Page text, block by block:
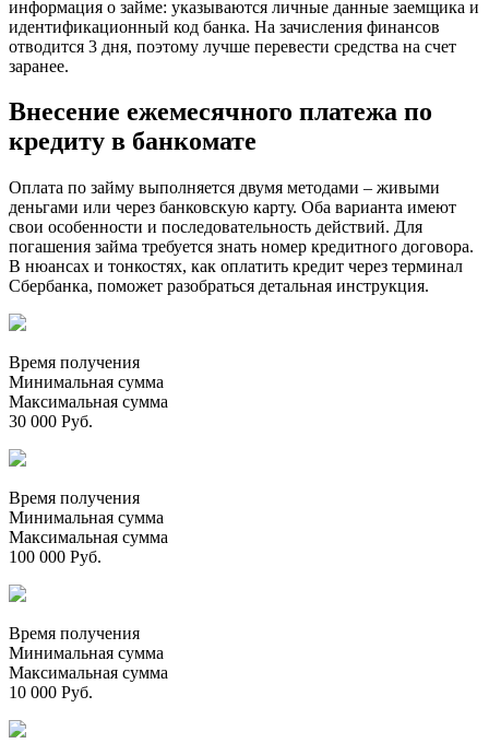
информация о займе: указываются личные данные заемщика и
идентификационный код банка. На зачисления финансов
отводится 3 дня, поэтому лучше перевести средства на счет
заранее.
Внесение ежемесячного платежа по
кредиту в банкомате
Оплата по займу выполняется двумя методами – живыми
деньгами или через банковскую карту. Оба варианта имеют
свои особенности и последовательность действий. Для
погашения займа требуется знать номер кредитного договора.
В нюансах и тонкостях, как оплатить кредит через терминал
Сбербанка, поможет разобраться детальная инструкция.
Время получения
Минимальная сумма
Максимальная сумма
30 000 Руб.
Время получения
Минимальная сумма
Максимальная сумма
100 000 Руб.
Время получения
Минимальная сумма
Максимальная сумма
10 000 Руб.